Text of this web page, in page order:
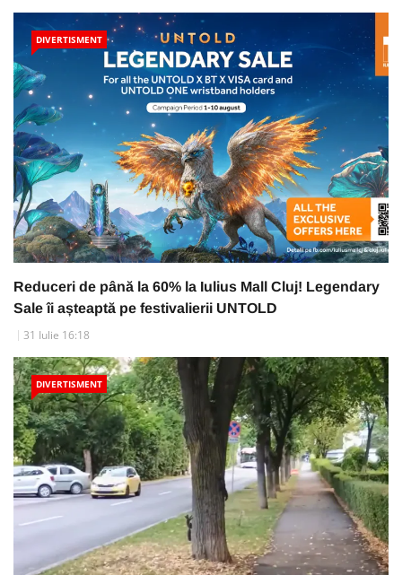
DIVERTISMENT
Reduceri de până la 60% la Iulius Mall Cluj! Legendary
Sale îi așteaptă pe festivalierii UNTOLD
31 Iulie 16:18
DIVERTISMENT